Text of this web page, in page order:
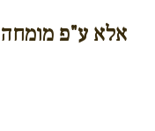
אלא ע"פ מומחה